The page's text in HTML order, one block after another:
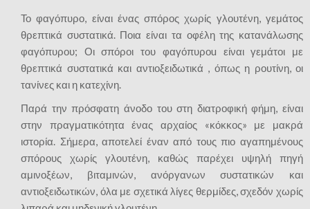
Το φαγόπυρο, είναι ένας σπόρος χωρίς γλουτένη, γεμάτος
θρεπτικά συστατικά. Ποια είναι τα οφέλη της κατανάλωσης
φαγόπυρου; Οι σπόροι του φαγόπυροu είναι γεμάτοι με
θρεπτικά συστατικά και αντιοξειδωτικά , όπως η ρουτίνη, οι
τανίνες και η κατεχίνη.
Παρά την πρόσφατη άνοδο του στη διατροφική φήμη, είναι
στην πραγματικότητα ένας αρχαίος «κόκκος» με μακρά
ιστορία. Σήμερα, αποτελεί έναν από τους πιο αγαπημένους
σπόρους χωρίς γλουτένη, καθώς παρέχει υψηλή πηγή
αμινοξέων, βιταμινών, ανόργανων συστατικών και
αντιοξειδωτικών, όλα με σχετικά λίγες θερμίδες, σχεδόν χωρίς